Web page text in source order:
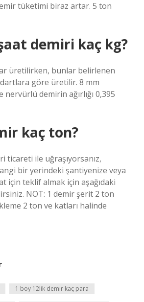
tüketimi biraz artar. 5 ton
demiri kaç kg?
üretilirken, bunlar belirlenen
göre üretilir. 8 mm
nervürlü demirin ağırlığı 0,395
kaç ton?
ticareti ile uğraşıyorsanız,
bir yerindeki şantiyenize veya
için teklif almak için aşağıdaki
NOT: 1 demir şerit 2 ton
2 ton ve katları halinde
1 boy 12lik demir kaç para